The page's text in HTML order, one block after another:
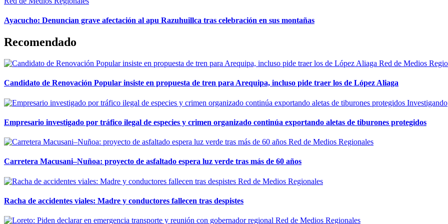
Ayacucho: Denuncian grave afectación al apu Razuhuillca tras celebración en sus montañas
Recomendado
Red de Medios
Candidato de Renovación Popular insiste en propuesta de tren para Arequipa, incluso pide traer los de López Aliaga
Investigando
Empresario investigado por tráfico ilegal de especies y crimen organizado continúa exportando aletas de tiburones protegidos
Red de Medios Regionales
Carretera Macusani–Nuñoa: proyecto de asfaltado espera luz verde tras más de 60 años
Red de Medios Regionales
Racha de accidentes viales: Madre y conductores fallecen tras despistes
Red de Medios Regionales